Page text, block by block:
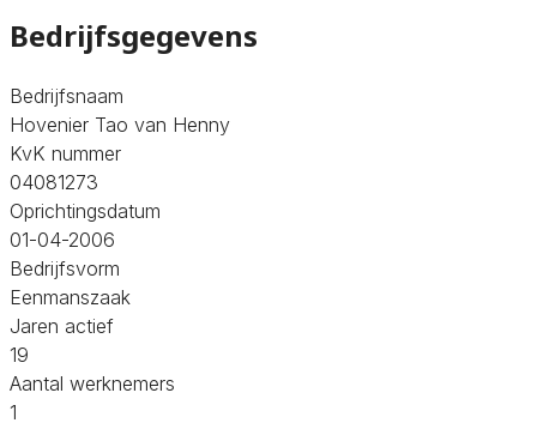
Bedrijfsgegevens
Bedrijfsnaam
Hovenier Tao van Henny
KvK nummer
04081273
Oprichtingsdatum
01-04-2006
Bedrijfsvorm
Eenmanszaak
Jaren actief
19
Aantal werknemers
1